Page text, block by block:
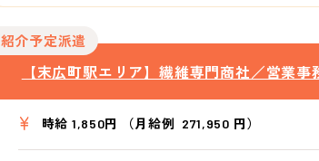
紹介予定派遣
【末広町駅エリア】繊維専門商社／営業事
時給 1,850円 （月給例 271,950 円）